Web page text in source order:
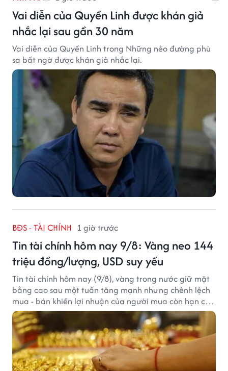
Vai diễn của Quyền Linh được khán giả
nhắc lại sau gần 30 năm
Vai diễn của Quyền Linh trong Những nẻo đường phù
sa bất ngờ được khán giả nhắc lại.
BĐS - TÀI CHÍNH 1 giờ trước
Tin tài chính hôm nay 9/8: Vàng neo 144
triệu đồng/lượng, USD suy yếu
Tin tài chính hôm nay (9/8), vàng trong nước giữ mặt
bằng cao sau một tuần tăng mạnh nhưng chênh lệch
mua - bán khiến lợi nhuận của người mua còn hạn chế,
trong khi USD chịu sức ép sau dữ liệu việc làm Mỹ gây
thất vọng.